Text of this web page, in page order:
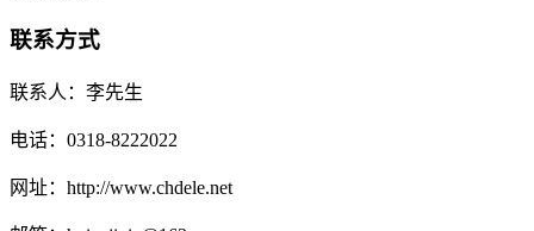
联系方式
联系人：李先生
电话：0318-8222022
网址：http://www.chdele.net